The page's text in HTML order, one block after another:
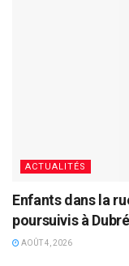
ACTUALITÉS
Enfants dans la
poursuivis à
AOÛT 4, 2026